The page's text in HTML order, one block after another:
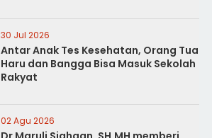
30 Jul 2026
Antar Anak Tes Kesehatan, Orang Tua
Haru dan Bangga Bisa Masuk Sekolah
Rakyat
02 Agu 2026